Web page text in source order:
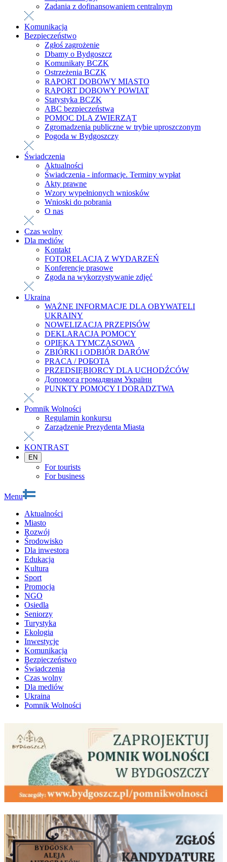
Zadania z dofinansowaniem centralnym
Komunikacja
Bezpieczeństwo
Zgłoś zagrożenie
Dbamy o Bydgoszcz
Komunikaty BCZK
Ostrzeżenia BCZK
RAPORT DOBOWY MIASTO
RAPORT DOBOWY POWIAT
Statystyka BCZK
ABC bezpieczeństwa
POMOC DLA ZWIERZĄT
Zgromadzenia publiczne w trybie uproszczonym
Pogoda w Bydgoszczy
Świadczenia
Aktualności
Świadczenia - informacje. Terminy wypłat
Akty prawne
Wzory wypełnionych wniosków
Wnioski do pobrania
O nas
Czas wolny
Dla mediów
Kontakt
FOTORELACJA Z WYDARZEŃ
Konferencje prasowe
Zgoda na wykorzystywanie zdjęć
Ukraina
WAŻNE INFORMACJE DLA OBYWATELI
UKRAINY
NOWELIZACJA PRZEPISÓW
DEKLARACJA POMOCY
OPIEKA TYMCZASOWA
ZBIÓRKI i ODBIÓR DARÓW
PRACA / РОБОТА
PRZEDSIĘBIORCY DLA UCHODŹCÓW
Допомога громадянам України
PUNKTY POMOCY I DORADZTWA
Pomnik Wolności
Regulamin konkursu
Zarządzenie Prezydenta Miasta
KONTRAST
EN
For tourists
For business
Menu
Aktualności
Miasto
Rozwój
Środowisko
Dla inwestora
Edukacja
Kultura
Sport
Promocja
NGO
Osiedla
Seniorzy
Turystyka
Ekologia
Inwestycje
Komunikacja
Bezpieczeństwo
Świadczenia
Czas wolny
Dla mediów
Ukraina
Pomnik Wolności